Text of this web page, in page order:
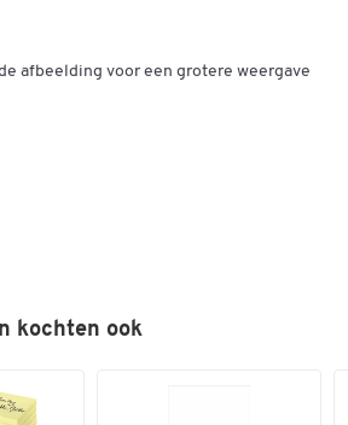
afbeelding voor een grotere weergave
kochten ook